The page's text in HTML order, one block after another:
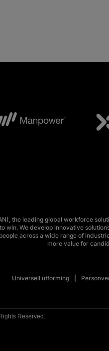
the leading global workforce
win. We develop innovative
across a wide range of
more value for
Universell utforming
Reserved.